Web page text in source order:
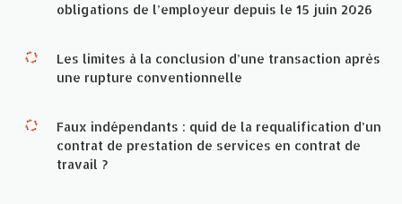
obligations de l’employeur depuis le 15 juin 2026
Les limites à la conclusion d’une transaction après
une rupture conventionnelle
Faux indépendants : quid de la requalification d’un
contrat de prestation de services en contrat de
travail ?